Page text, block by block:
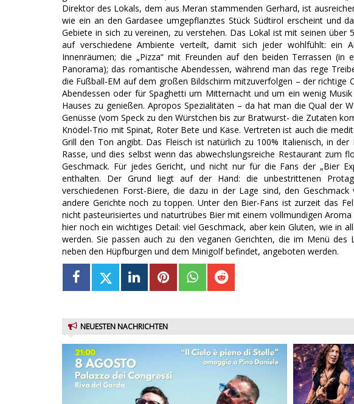
Direktor des Lokals, dem aus Meran stammenden Gerhard, ist
wie ein an den Gardasee umgepflanztes Stück Südtirol erscheint und
Gebiete in sich zu vereinen, zu verstehen. Das Lokal ist mit seinen über
auf verschiedene Ambiente verteilt, damit sich jeder wohlfühlt: ein
Innenräumen; die „Pizza“ mit Freunden auf den beiden Terrassen
Panorama); das romantische Abendessen, während man das rege
die Fußball-EM auf dem großen Bildschirm mitzuverfolgen – der richtige
Abendessen oder für Spaghetti um Mitternacht und um ein wenig
Hauses zu genießen. Apropos Spezialitäten – da hat man die Qual der
Genüsse (vom Speck zu den Würstchen bis zur Bratwurst- die Zutaten
Knödel-Trio mit Spinat, Roter Bete und Käse. Vertreten ist auch die
Grill den Ton angibt. Das Fleisch ist natürlich zu 100% Italienisch, in
Rasse, und dies selbst wenn das abwechslungsreiche Restaurant zum
Geschmack. Für jedes Gericht, und nicht nur für die Fans der „Bier
enthalten. Der Grund liegt auf der Hand: die unbestrittenen
verschiedenen Forst-Biere, die dazu in der Lage sind, den
andere Gerichte noch zu toppen. Unter den Bier-Fans ist zurzeit das
nicht pasteurisiertes und naturtrübes Bier mit einem vollmundigen
hier noch ein wichtiges Detail: viel Geschmack, aber kein Gluten, wie in
werden. Sie passen auch zu den veganen Gerichten, die im Menü
neben den Hüpfburgen und dem Minigolf befindet, angeboten werden.
NEUESTEN NACHRICHTEN